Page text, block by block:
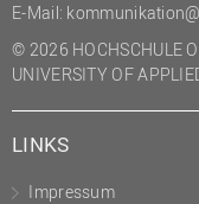
E-Mail:
© 2026 HOCHSCHULE
UNIVERSITY OF
LINKS
Impressum